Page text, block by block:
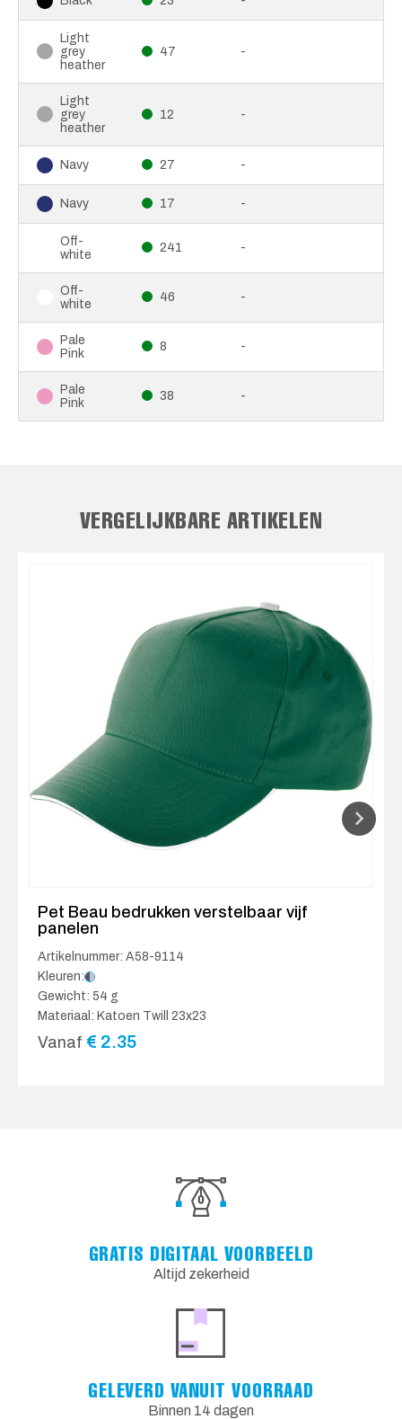
Light
grey
heather
47 -
Light
grey
heather
12 -
Navy 27 -
Navy 17 -
Off-
white
241 -
Off-
white
46 -
Pale
Pink
8 -
Pale
Pink
38 -
VERGELIJKBARE ARTIKELEN
Pet Beau bedrukken verstelbaar vijf
panelen
Artikelnummer: A58-9114
Kleuren:
Gewicht: 54 g
Materiaal: Katoen Twill 23x23
Vanaf € 2.35
GRATIS DIGITAAL VOORBEELD
Altijd zekerheid
GELEVERD VANUIT VOORRAAD
Binnen 14 dagen